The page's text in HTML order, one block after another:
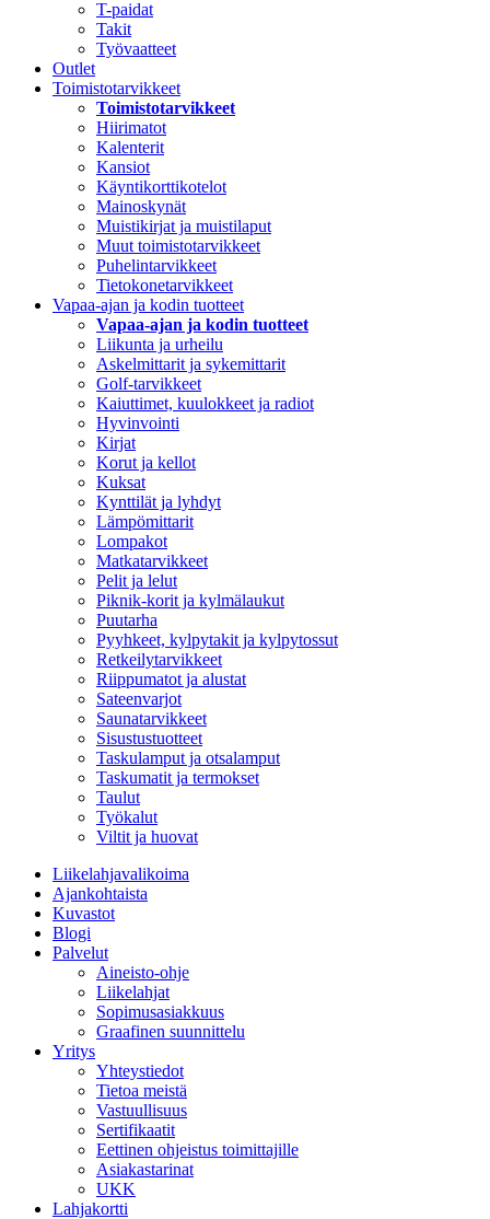
T-paidat
Takit
Työvaatteet
Outlet
Toimistotarvikkeet
Toimistotarvikkeet
Hiirimatot
Kalenterit
Kansiot
Käyntikorttikotelot
Mainoskynät
Muistikirjat ja muistilaput
Muut toimistotarvikkeet
Puhelintarvikkeet
Tietokonetarvikkeet
Vapaa-ajan ja kodin tuotteet
Vapaa-ajan ja kodin tuotteet
Liikunta ja urheilu
Askelmittarit ja sykemittarit
Golf-tarvikkeet
Kaiuttimet, kuulokkeet ja radiot
Hyvinvointi
Kirjat
Korut ja kellot
Kuksat
Kynttilät ja lyhdyt
Lämpömittarit
Lompakot
Matkatarvikkeet
Pelit ja lelut
Piknik-korit ja kylmälaukut
Puutarha
Pyyhkeet, kylpytakit ja kylpytossut
Retkeilytarvikkeet
Riippumatot ja alustat
Sateenvarjot
Saunatarvikkeet
Sisustustuotteet
Taskulamput ja otsalamput
Taskumatit ja termokset
Taulut
Työkalut
Viltit ja huovat
Liikelahjavalikoima
Ajankohtaista
Kuvastot
Blogi
Palvelut
Aineisto-ohje
Liikelahjat
Sopimusasiakkuus
Graafinen suunnittelu
Yritys
Yhteystiedot
Tietoa meistä
Vastuullisuus
Sertifikaatit
Eettinen ohjeistus toimittajille
Asiakastarinat
UKK
Lahjakortti